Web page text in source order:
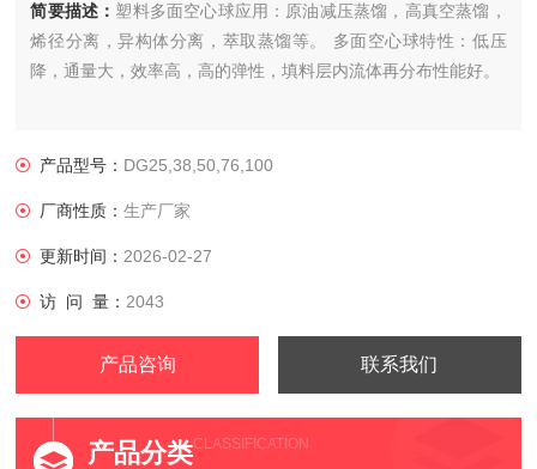
简要描述： 塑料多面空心球应用：原油减压蒸馏，高真空蒸馏，
烯径分离，异构体分离，萃取蒸馏等。 多面空心球特性：低压
降，通量大，效率高，高的弹性，填料层内流体再分布性能好。
产品型号： DG25,38,50,76,100
厂商性质：生产厂家
更新时间： 2026-02-27
访 问 量： 2043
产品咨询 联系我们
产品分类CLASSIFICATION